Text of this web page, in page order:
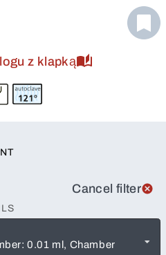
z klapką
Cancel filter
0.01 ml, Chamber